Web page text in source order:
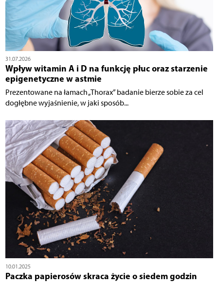
31.07.2026
Wpływ witamin A i D na funkcję płuc oraz starzenie
epigenetyczne w astmie
Prezentowane na łamach „Thorax” badanie bierze sobie za cel
dogłębne wyjaśnienie, w jaki sposób...
10.01.2025
Paczka papierosów skraca życie o siedem godzin